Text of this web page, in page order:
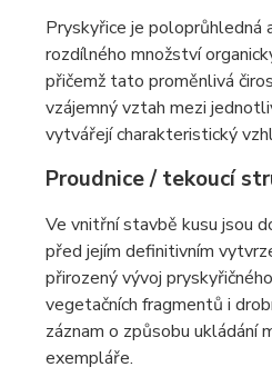
Pryskyřice je poloprůhledná
rozdílného množství
přičemž tato proměnlivá
vzájemný vztah mezi
vytvářejí charakteristický
Proudnice / tekoucí
Ve vnitřní stavbě kusu jsou
před jejím definitivním
přirozený vývoj
vegetačních fragmentů i
záznam o způsobu ukládání
exempláře.